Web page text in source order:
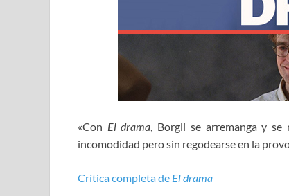
«Con El drama, Borgli se arremanga y se
incomodidad pero sin regodearse en la
Crítica completa de El drama